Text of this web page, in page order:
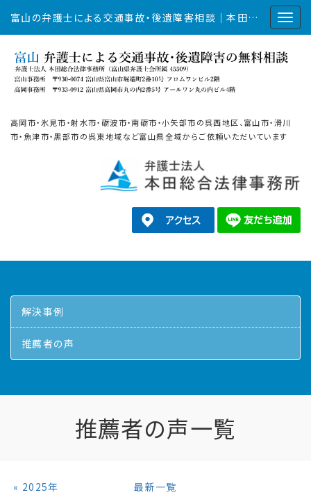
富山の弁護士による交通事故・後遺障害相談｜本田総合法律事務所
高岡市・氷見市・射水市・砺波市・南砺市・小矢部市の呉西地区、富山市・滑川
市・魚津市・黒部市の呉東地域など富山県全域からご依頼いただいています
解決事例
推薦者の声
推薦者の声一覧
« 2025年 最新一覧